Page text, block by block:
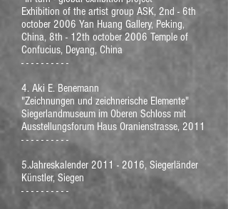
Exhibition of the artist group ASK, 2nd - 6th
october 2006 Yan Huang Gallery, Peking,
China, 8th - 12th october 2006 Temple of
Confucius, Deyang, China
- - - - - - - - - -
4. Aki E. Benemann
"Zeichnungen und zeichnerische Elemente"
Siegerlandmuseum im Oberen Schloss mit
Ausstellungsforum Haus Oranienstrasse, 2011
- - - - - - - - - -
5.Jahreskalender 2011 - 2016, Siegerländer
Künstler, Siegen
- - - - - - - - - -